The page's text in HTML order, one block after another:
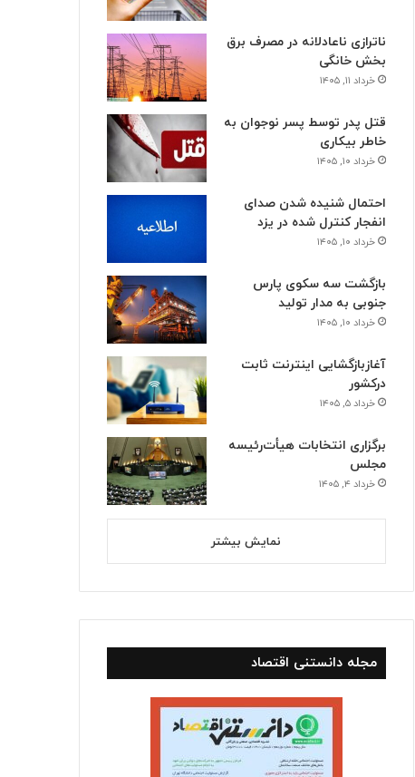
بازگشت سه سکوی پارس
اسفند ۴, ۱۴۰۴
سومین واحد بخار نیروگاه عسلویه در آستانه اتصال به شبکه
ناترازی ناعادلانه در مصرف برق
بخش خانگی
خرداد ۱۱, ۱۴۰۵
قتل پدر توسط پسر نوجوان به
خاطر بیکاری
خرداد ۱۰, ۱۴۰۵
احتمال شنیده شدن صدای
انفجار کنترل شده در یزد
خرداد ۱۰, ۱۴۰۵
بازگشت سه سکوی پارس
جنوبی به مدار تولید
خرداد ۱۰, ۱۴۰۵
آغازبازگشایی اینترنت ثابت
درکشور
خرداد ۵, ۱۴۰۵
برگزاری انتخابات هیأت‌رئیسه
مجلس
خرداد ۴, ۱۴۰۵
نمایش بیشتر
مجله دانستنی اقتصاد